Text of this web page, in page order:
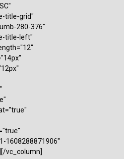
title-grid"
280-376"
title-left"
1608288871906"
vc_column]